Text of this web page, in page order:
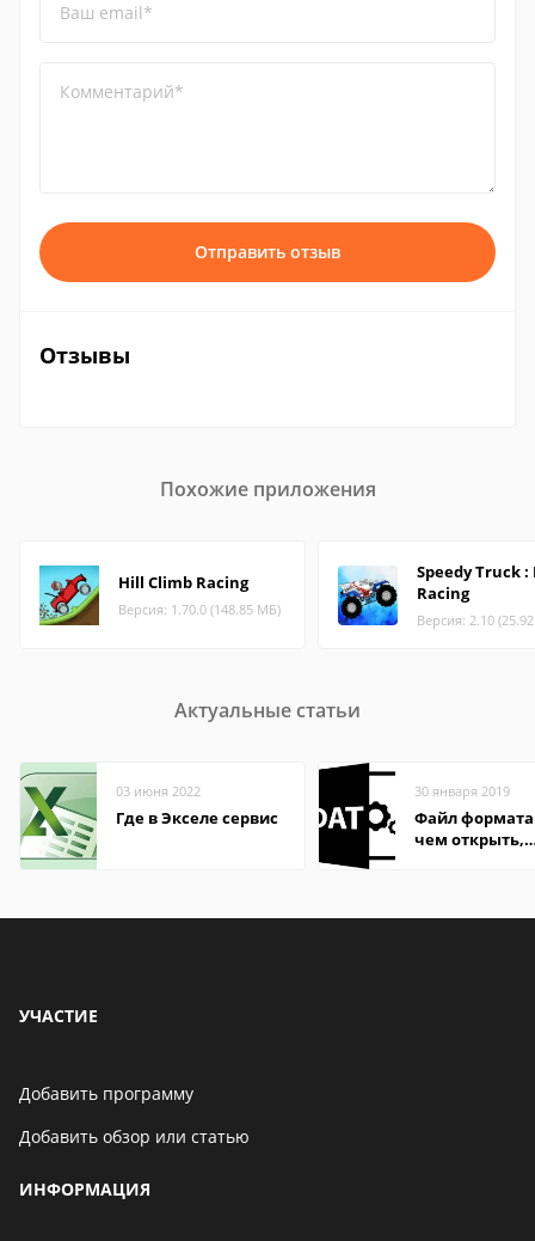
Ваш email*
Комментарий*
Отправить отзыв
Отзывы
Похожие приложения
Hill Climb Racing
Версия: 1.70.0 (148.85 МБ)
Speedy Truck :
Racing
Версия: 2.10
Актуальные статьи
03 июня 2022
Где в Экселе сервис
30 января 2019
Файл формата
чем открыть,
УЧАСТИЕ
Добавить программу
Добавить обзор или статью
ИНФОРМАЦИЯ